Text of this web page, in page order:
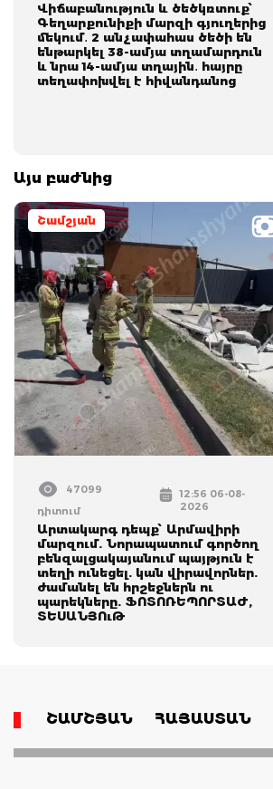
Վիճաբանություն և ծեծկռտուք՝
Գեղարքունիքի մարզի գյուղերից
մեկում․ 2 անչափահաս ծեծի են
ենթարկել 38-ամյա տղամարդուն
և նրա 14-ամյա տղային․ հայրը
տեղափոխվել է հիվանդանոց
Այս բաժնից
Շամշյան
47099
դիտում
12:56 06-08-
2026
Արտակարգ դեպք՝ Արմավիրի
մարզում. Նորապատում գործող
բենզալցակայանում պայթյուն է
տեղի ունեցել. կան վիրավորներ.
ժամանել են հրշեջներն ու
պարեկները. ՖՈՏՈՌԵՊՈՐՏԱԺ,
ՏԵՍԱՆՅՈւԹ
ՇԱՄՇՅԱՆ ՀԱՅԱՍՏԱՆ